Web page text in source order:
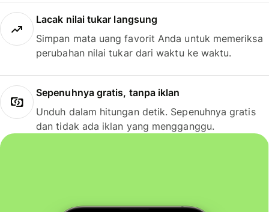
Lacak nilai tukar langsung
Simpan mata uang favorit Anda untuk memeriksa
perubahan nilai tukar dari waktu ke waktu.
Sepenuhnya gratis, tanpa iklan
Unduh dalam hitungan detik. Sepenuhnya gratis
dan tidak ada iklan yang mengganggu.